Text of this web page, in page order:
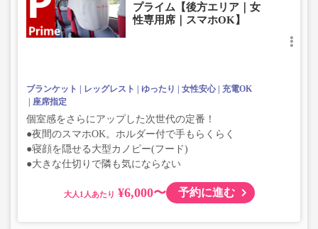
プライム【後方エリア｜女
性専用席｜スマホOK】
ブランケット レッグレスト ゆったり 女性安心
充電OK
座席指定
個室感をさらにアップした次世代の定番！
●夜間のスマホOK。ホルダー付で手もらくらく
●寝顔を隠せる大型カノピー(フード)
●大きな仕切りで隣も気にならない
大人 ¥6,000〜 予約に進む